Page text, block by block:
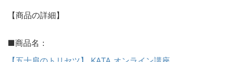
【商品の詳細】
■商品名：